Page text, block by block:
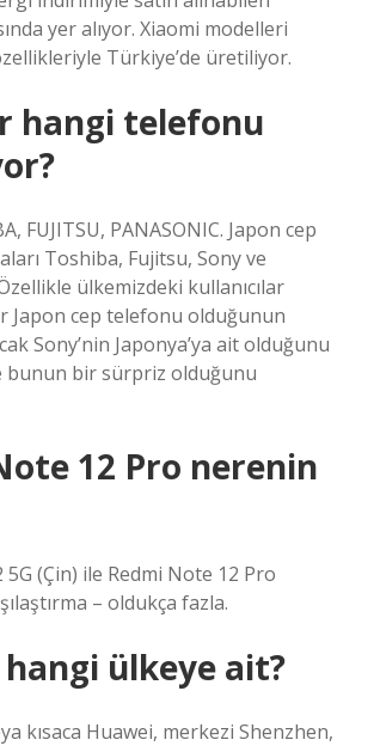
yer alıyor. Xiaomi modelleri
Türkiye’de üretiliyor.
hangi telefonu
FUJITSU, PANASONIC. Japon cep
Toshiba, Fujitsu, Sony ve
ülkemizdeki kullanıcılar
Japon cep telefonu olduğunun
Sony’nin Japonya’ya ait olduğunu
bunun bir sürpriz olduğunu
12 Pro nerenin
5G (Çin) ile Redmi Note 12 Pro
– oldukça fazla.
ülkeye ait?
kısaca Huawei, merkezi Shenzhen,